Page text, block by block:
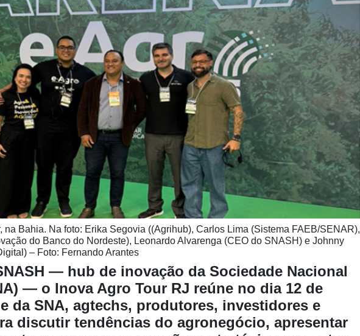
na Bahia. Na foto: Erika Segovia ((Agrihub), Carlos Lima (Sistema FAEB/SENAR),
do Banco do Nordeste), Leonardo Alvarenga (CEO do SNASH) e Johnny
– Foto: Fernando Arantes
— hub de inovação da Sociedade Nacional
— o Inova Agro Tour RJ reúne no dia 12 de
da SNA, agtechs, produtores, investidores e
discutir tendências do agronegócio, apresentar